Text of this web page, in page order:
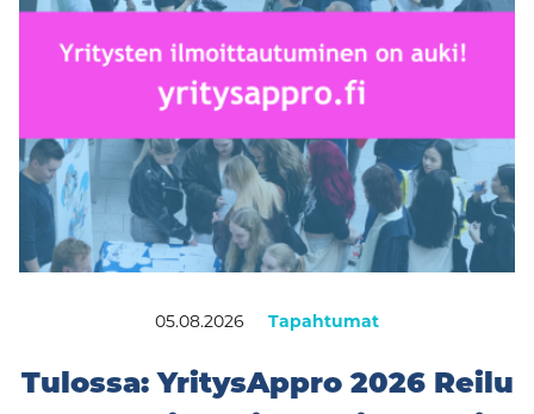
05.08.2026 Tapahtumat
Tulossa: YritysAppro 2026 Reilu